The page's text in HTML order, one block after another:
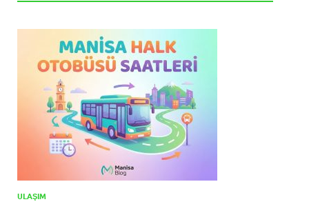
ULAŞIM